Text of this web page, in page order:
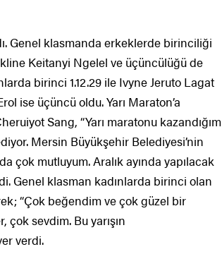
Genel klasmanda erkeklerde birinciliği
Keitanyi Ngelel ve üçüncülüğü de
birinci 1.12.29 ile Ivyne Jeruto Lagat
ise üçüncü oldu. Yarı Maraton’a
Sang, “Yarı maratonu kazandığım
Mersin Büyükşehir Belediyesi’nin
çok mutluyum. Aralık ayında yapılacak
Genel klasman kadınlarda birinci olan
“Çok beğendim ve çok güzel bir
sevdim. Bu yarışın
verdi.